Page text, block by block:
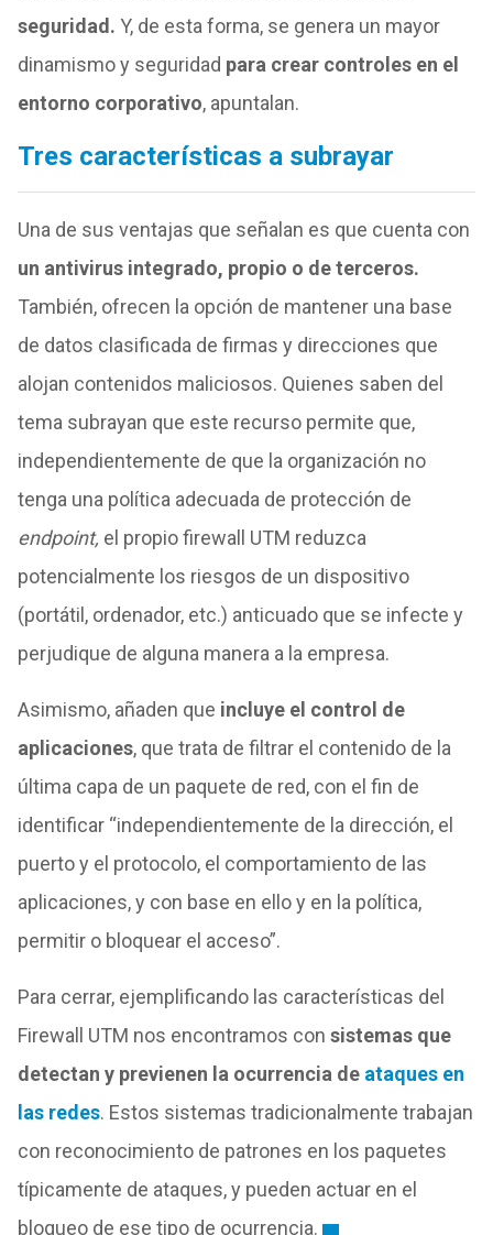
seguridad. Y, de esta forma, se genera un mayor
dinamismo y seguridad para crear controles en el
entorno corporativo, apuntalan.
Tres características a subrayar
Una de sus ventajas que señalan es que cuenta con
un antivirus integrado, propio o de terceros.
También, ofrecen la opción de mantener una base
de datos clasificada de firmas y direcciones que
alojan contenidos maliciosos. Quienes saben del
tema subrayan que este recurso permite que,
independientemente de que la organización no
tenga una política adecuada de protección de
endpoint, el propio firewall UTM reduzca
potencialmente los riesgos de un dispositivo
(portátil, ordenador, etc.) anticuado que se infecte y
perjudique de alguna manera a la empresa.
Asimismo, añaden que incluye el control de
aplicaciones, que trata de filtrar el contenido de la
última capa de un paquete de red, con el fin de
identificar “independientemente de la dirección, el
puerto y el protocolo, el comportamiento de las
aplicaciones, y con base en ello y en la política,
permitir o bloquear el acceso”.
Para cerrar, ejemplificando las características del
Firewall UTM nos encontramos con sistemas que
detectan y previenen la ocurrencia de ataques en
las redes. Estos sistemas tradicionalmente trabajan
con reconocimiento de patrones en los paquetes
típicamente de ataques, y pueden actuar en el
bloqueo de ese tipo de ocurrencia.